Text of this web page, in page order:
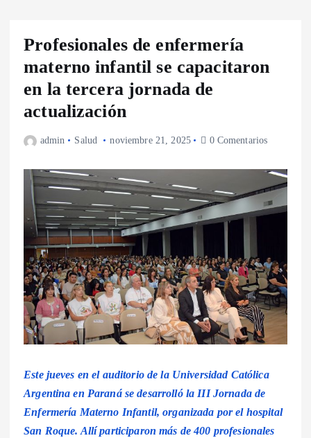
Profesionales de enfermería
materno infantil se capacitaron
en la tercera jornada de
actualización
admin Salud noviembre 21, 2025 0 Comentarios
Este jueves en el auditorio de la Universidad Católica
Argentina en Paraná se desarrolló la III Jornada de
Enfermería Materno Infantil, organizada por el hospital
San Roque. Allí participaron más de 400 profesionales